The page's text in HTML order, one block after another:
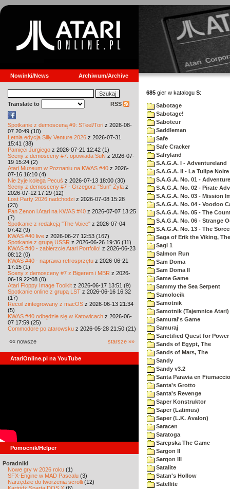
Nowinki/News Archiwum/Archive
Translate to RSS
Spotkanie z demosceną #9: STeel/Tori z 2026-08-
07 20:49 (10)
Letnia edycja Silly Venture 2026 z 2026-07-31
15:41 (38)
Pamięci Jurgiego z 2026-07-21 12:42 (1)
Sceny z demosceny #7: opowiada SuN z 2026-07-
19 15:24 (2)
Atari Muzeum w Poznaniu na KWAS #40 z 2026-
07-16 16:10 (4)
Nie żyje kolega Pecuś z 2026-07-13 18:00 (30)
Sceny z demosceny #7 - Grzegorz "Sun" Żyła z
2026-07-12 17:29 (12)
Lost Party 2026 nadchodzi z 2026-07-08 15:28
(23)
Pan Zenon i Atari na KWAS #40 z 2026-07-07 13:25
(7)
Spotkanie z redakcją "The Voice" z 2026-07-04
07:42 (9)
KWAS #40 live z 2026-06-27 12:53 (167)
Spotkanie z grupą USSR z 2026-06-26 19:36 (11)
KWAS #40 - zabierzcie Atari Portfolio! z 2026-06-23
08:12 (0)
KWAS #40 - naprawa retrosprzętu z 2026-06-21
17:15 (1)
Sceny z demosceny #7 z Bigerem i MBR z 2026-
06-19 22:08 (0)
Atari Floppy Image Toolkit z 2026-06-17 13:51 (9)
Spotkanie online z grupą LST z 2026-06-16 16:32
(17)
Recoil zintegrowany z macOS z 2026-06-13 21:34
(5)
KWAS #40 odbędzie się w Katowicach z 2026-06-
07 17:59 (25)
Commodore po atarowsku z 2026-05-28 21:50 (21)
«« nowsze starsze »»
AtariOnline.pl na YouTube
Pomocnik/Helper
Poradniki
Nowe gry w 2026 roku (1)
SFX-Engine w MAD Pascalu (3)
Narzędzie do tworzenia scrolli (12)
685 gier w katalogu S:
Sabotage
Sabotage!
Saboteur
Saddleman
Safe
Safe Cracker
Safryland
S.A.G.A. I - Adventureland
S.A.G.A. II - La Tulipe Noire
S.A.G.A. No. 01 -
S.A.G.A. No. 02 - Pirate
S.A.G.A. No. 03 - Mission
S.A.G.A. No. 04 - Voodoo
S.A.G.A. No. 05 - The
S.A.G.A. No. 06 - Strange
S.A.G.A. No. 13 - The
Saga of Erik the Viking, The
Sagi 1
Salmon Run
Sam Doma
Sam Doma II
Same Game
Sammy the Sea Serpent
Samolocik
Samotnik
Samotnik (Tajemnice Atari)
Samurai's Game
Samuraj
Sanctified Quest for Power
Sands of Egypt, The
Sands of Mars, The
Sandy
Sandy v3.2
Santa Paravia en Fiumaccio
Santa's Grotto
Santa's Revenge
Saper Konstruktor
Saper (Latimus)
Saper (L.K. Avalon)
Saracen
Saratoga
Sarepska The Game
Sargon II
Sargon III
Satalite
Satan's Hollow
Satellite